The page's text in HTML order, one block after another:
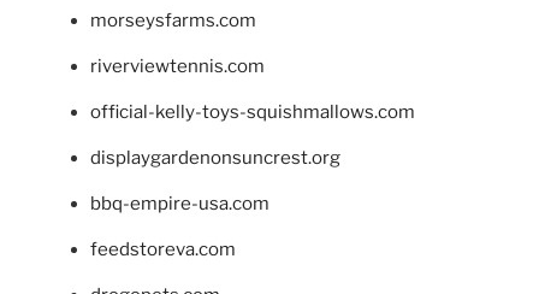
morseysfarms.com
riverviewtennis.com
official-kelly-toys-squishmallows.com
displaygardenonsuncrest.org
bbq-empire-usa.com
feedstoreva.com